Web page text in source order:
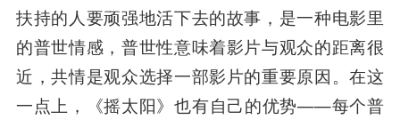
扶持的人要顽强地活下去的故事，是一种电影里
的普世情感，普世性意味着影片与观众的距离很
近，共情是观众选择一部影片的重要原因。在这
一点上，《摇太阳》也有自己的优势——每个普